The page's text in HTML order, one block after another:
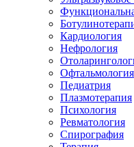
Кардиология
Нефрология
Офтальмология
Педиатрия
Плазмотерапия
Психология
Ревматология
Спирография